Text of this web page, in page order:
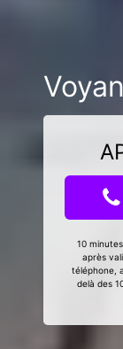
10
après
téléphone,
delà des